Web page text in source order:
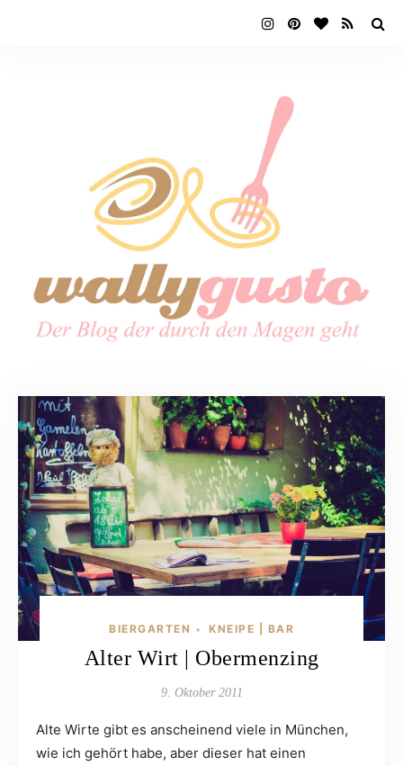
BIERGARTEN • KNEIPE | BAR
Alter Wirt | Obermenzing
9. Oktober 2011
Alte Wirte gibt es anscheinend viele in München,
wie ich gehört habe, aber dieser hat einen